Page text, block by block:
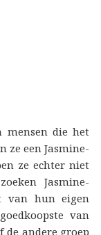
mensen die het
ze een Jasmine-
ze echter niet
Jasmine-
van hun eigen
van
de andere groep